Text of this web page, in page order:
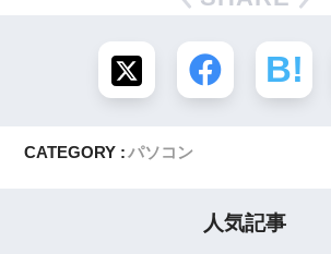
CATEGORY :パソコン
人気記事